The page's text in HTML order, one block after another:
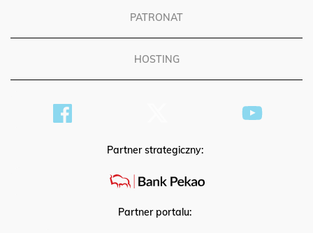
PATRONAT
HOSTING
Partner strategiczny:
Partner portalu: